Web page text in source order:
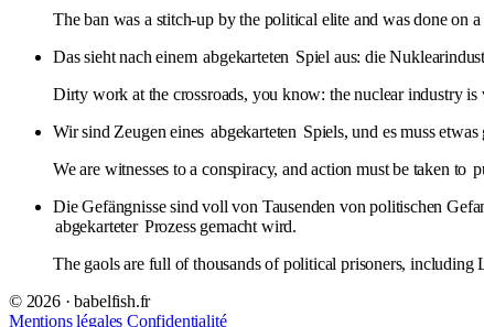
The ban was a stitch-up by the political elite and was done on
Das sieht nach einem abgekarteten Spiel aus: die
Dirty work at the crossroads, you know: the nuclear industry is
Wir sind Zeugen eines abgekarteten Spiels, und es muss
We are witnesses to a conspiracy, and action must be taken to
Die Gefängnisse sind voll von Tausenden von politischen
abgekarteter Prozess gemacht wird.
The gaols are full of thousands of political prisoners,
© 2026 · babelfish.fr
Mentions légales Confidentialité